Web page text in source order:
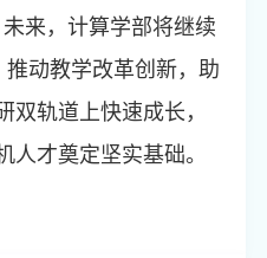
来，计算学部将继续
动教学改革创新，助
双轨道上快速成长，
人才奠定坚实基础。